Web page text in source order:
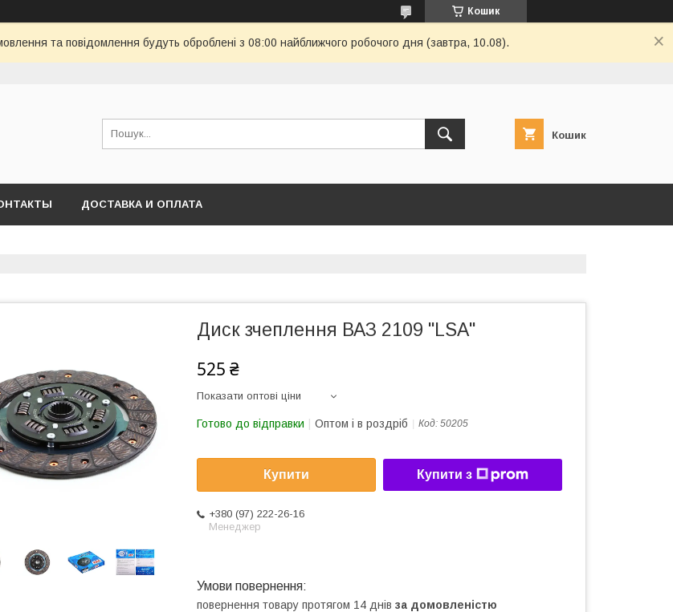
Кошик
та повідомлення будуть оброблені з 08:00 найближчого робочого дня (завтра, 10.08).
Кошик
ДОСТАВКА И ОПЛАТА
Диск зчеплення ВАЗ 2109 "LSA"
525 ₴
Показати оптові ціни
Готово до відправки Оптом і в роздріб Код: 50205
Купити Купити з
+380 (97) 222-26-16
Менеджер
повернення товару протягом 14 днів за домовленістю